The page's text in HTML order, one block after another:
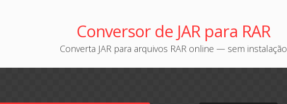
Conversor de JAR para RAR
Converta JAR para arquivos RAR online — sem instalação